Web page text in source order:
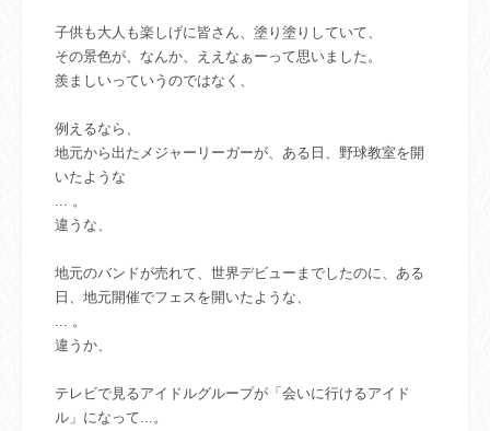
子供も大人も楽しげに皆さん、塗り塗りしていて、
その景色が、なんか、ええなぁーって思いました。
羨ましいっていうのではなく、
例えるなら、
地元から出たメジャーリーガーが、ある日、野球教室を開
いたような
... 。
違うな、
地元のバンドが売れて、世界デビューまでしたのに、ある
日、地元開催でフェスを開いたような、
... 。
違うか、
テレビで見るアイドルグループが「会いに行けるアイド
ル」になって...。